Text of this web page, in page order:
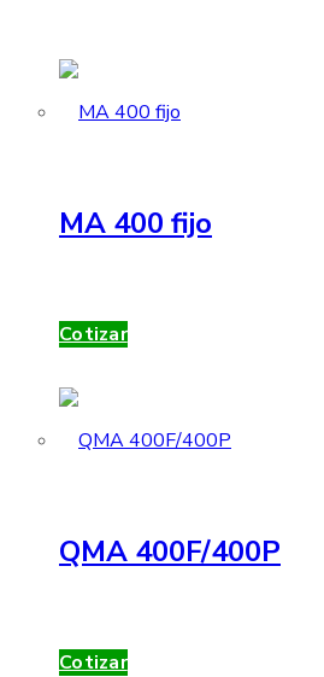
MA 400 fijo
Cotizar
QMA 400F/400P
Cotizar